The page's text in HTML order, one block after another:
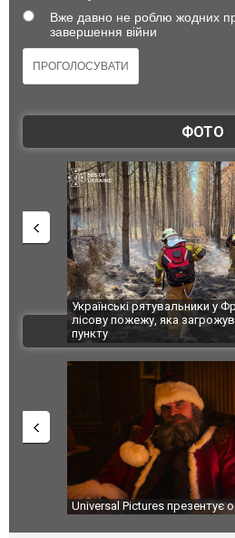
Вже давно не роблю жодних
завершення війни
ФОТО
Українські рятувальники у
лісову пожежу, яка
пункту
ВІДЕО
Universal Pictures презентує